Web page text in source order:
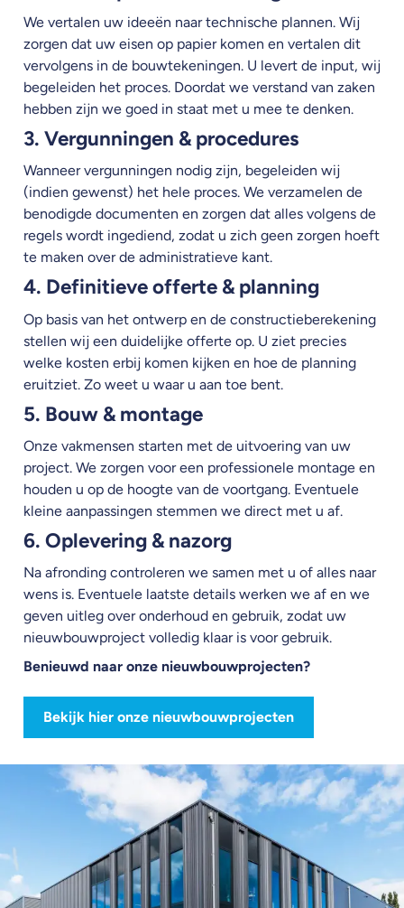
We vertalen uw ideeën naar technische plannen. Wij
zorgen dat uw eisen op papier komen en vertalen dit
vervolgens in de bouwtekeningen. U levert de input, wij
begeleiden het proces. Doordat we verstand van zaken
hebben zijn we goed in staat met u mee te denken.
3. Vergunningen & procedures
Wanneer vergunningen nodig zijn, begeleiden wij
(indien gewenst) het hele proces. We verzamelen de
benodigde documenten en zorgen dat alles volgens de
regels wordt ingediend, zodat u zich geen zorgen hoeft
te maken over de administratieve kant.
4. Definitieve offerte & planning
Op basis van het ontwerp en de constructieberekening
stellen wij een duidelijke offerte op. U ziet precies
welke kosten erbij komen kijken en hoe de planning
eruitziet. Zo weet u waar u aan toe bent.
5. Bouw & montage
Onze vakmensen starten met de uitvoering van uw
project. We zorgen voor een professionele montage en
houden u op de hoogte van de voortgang. Eventuele
kleine aanpassingen stemmen we direct met u af.
6. Oplevering & nazorg
Na afronding controleren we samen met u of alles naar
wens is. Eventuele laatste details werken we af en we
geven uitleg over onderhoud en gebruik, zodat uw
nieuwbouwproject volledig klaar is voor gebruik.
Benieuwd naar onze nieuwbouwprojecten?
Bekijk hier onze nieuwbouwprojecten